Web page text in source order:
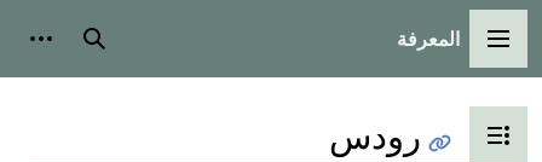
القائمة الرئيسية
المعرفة بحث
تبديل عرض جدول المحتويات
رودس